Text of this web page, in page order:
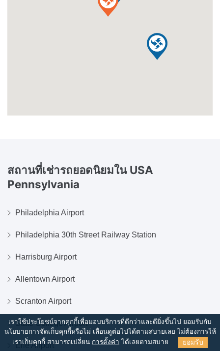
สถานที่เช่ารถยอดนิยมใน USA
Pennsylvania
Philadelphia Airport
Philadelphia 30th Street Railway Station
Harrisburg Airport
Allentown Airport
Scranton Airport
State College Airport
Erie Airport
เราใช้ประโยชน์จากคุกกี้เพื่อมอบบริการที่ดีกว่าและดียิ่งขึ้นไป ยอมรับกับ
นโยบายการจัดเก็บคุกกี้หรือไม่ เลื่อนดูต่อไปได้ตามสบายเลย ไม่ต้องการให้
เราเก็บคุกกี้ สามารถเปลี่ยน การตั้งค่า ได้เลยตามสบาย ยอมรับ